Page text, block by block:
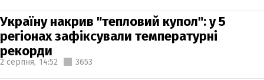
Україну накрив "тепловий купол": у 5
регіонах зафіксували температурні
рекорди
2 серпня, 14:52 3653